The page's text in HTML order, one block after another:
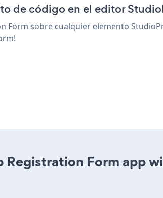
de código en el editor
sobre cualquier elemento
Form app